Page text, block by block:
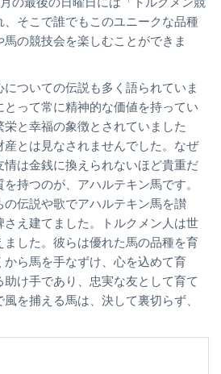
そこで誰でもこのユニークな品種
の競技会を楽しむことができま
ついての伝説も多く語られていま
って常に精神的な価値を持ってい
と幸福の象徴とされていました
とは見なされませんでした。なぜ
は金銭に換えられないほど貴重だ
持つのが、アハルテキン馬です。
の伝説や歌でアハルテキン馬を讃
さえ建てました。トルクメン人は世
した。彼らは優れた馬の品種を育
ら馬を手なずけ、心を込めて育
け手であり、忠実な友として育て
を捕える馬は、決して裏切らず、